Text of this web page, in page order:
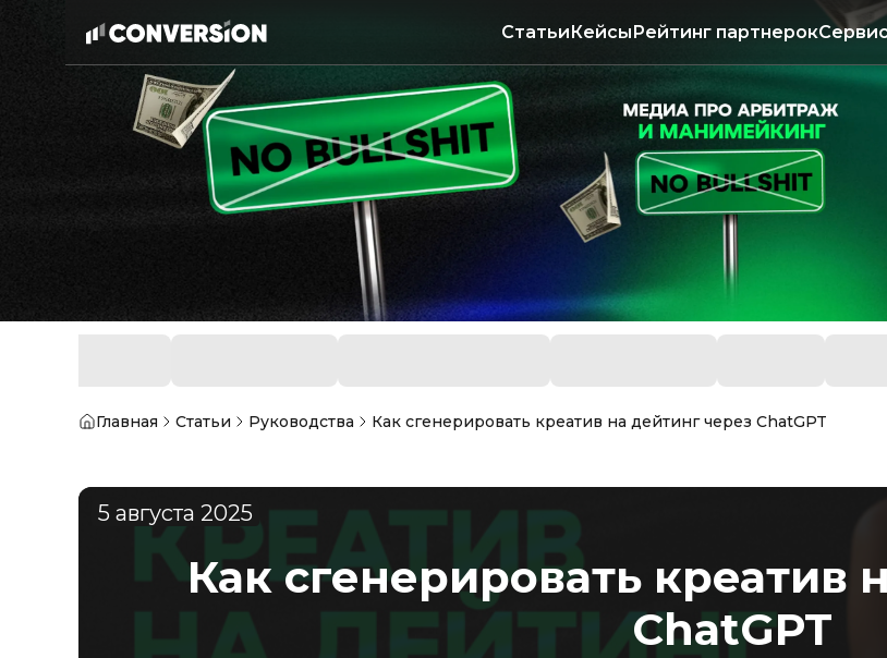
СтатьиКейсыРейтинг партнерок
Главная Статьи Руководства Как сгенерировать креатив на дейтинг через ChatGPT
5 августа 2025
Как сгенерировать креатив
ChatGPT